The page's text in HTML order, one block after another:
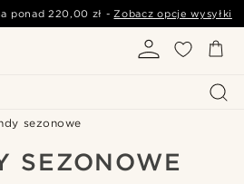
ponad220,00 zł -Zobacz opcje wysyłki
sezonowe
SEZONOWE